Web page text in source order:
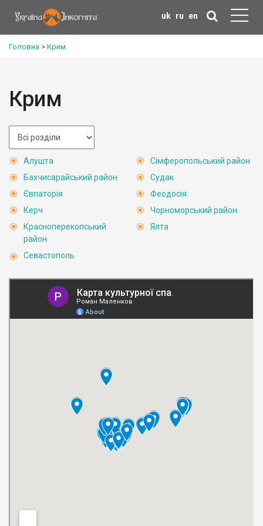
uk ru en
Головна > Крим
Крим
Алушта
Бахчисарайський район
Євпаторія
Керч
Красноперекопський
район
Севастополь
Сімферопольський район
Судак
Феодосія
Чорноморський район
Ялта